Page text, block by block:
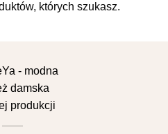
których szukasz.